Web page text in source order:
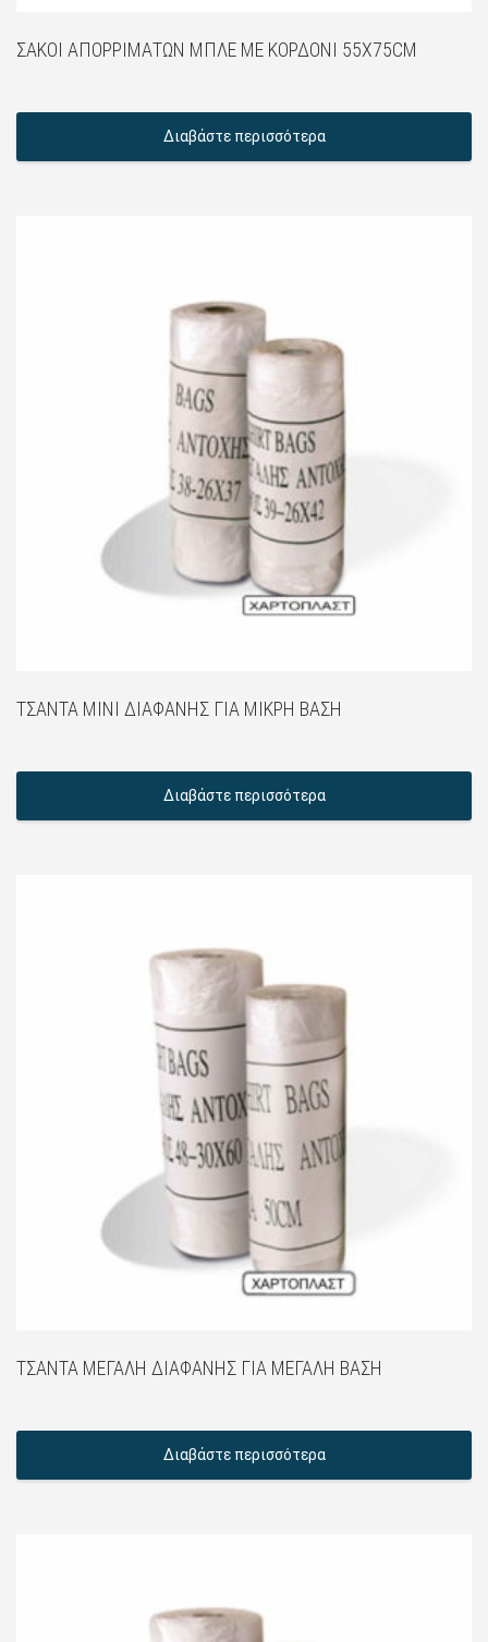
ΣΆΚΟΙ ΑΠΟΡΡΙΜΆΤΩΝ ΜΠΛΈ ΜΕ ΚΟΡΔΌΝΙ 55X75CM
Διαβάστε περισσότερα
ΤΣΆΝΤΑ ΜINI ΔΙΑΦΑΝΉΣ ΓΙΑ ΜΙΚΡΉ ΒΆΣΗ
Διαβάστε περισσότερα
ΤΣΆΝΤΑ ΜΕΓΆΛΗ ΔΙΑΦΑΝΉΣ ΓΙΑ ΜΕΓΆΛΗ ΒΆΣΗ
Διαβάστε περισσότερα